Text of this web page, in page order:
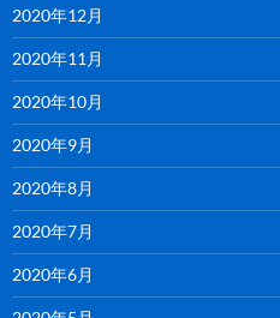
2020年12月
2020年11月
2020年10月
2020年9月
2020年8月
2020年7月
2020年6月